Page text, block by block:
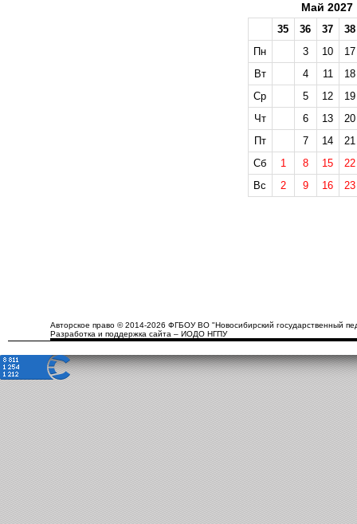
Май 2027
35 36 37
38
Пн
3 10
17
Вт
4 11
18
Ср
5 12
19
Чт
6 13
20
Пт
7 14
21
Сб
1 8 15
22
Вс
2 9 16 23
Авторское право © 2014-2026 ФГБОУ ВО "Новосибирский государственный
Разработка и поддержка сайта – ИОДО НГПУ